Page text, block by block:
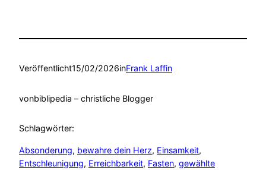
Veröffentlicht15/02/2026inFrank Laffin
vonbiblipedia – christliche Blogger
Schlagwörter:
Absonderung, bewahre dein Herz, Einsamkeit
Entschleunigung, Erreichbarkeit, Fasten, gewählte